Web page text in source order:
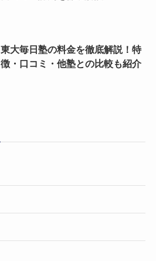
東大毎日塾の料金を徹底解説！特
徴・口コミ・他塾との比較も紹介